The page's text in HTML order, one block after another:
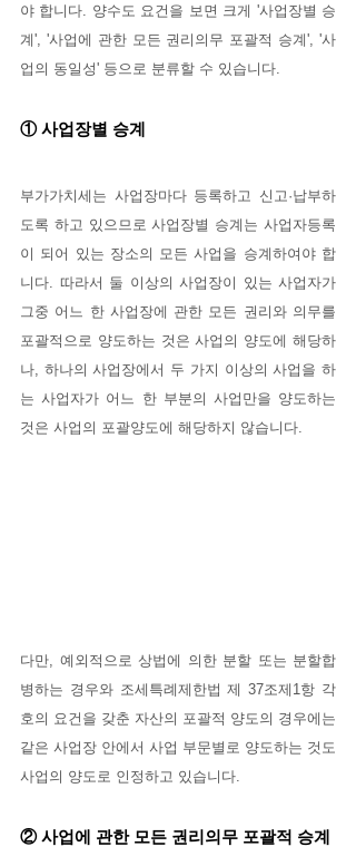
야 합니다. 양수도 요건을 보면 크게 '사업장별 승
계', '사업에 관한 모든 권리의무 포괄적 승계', '사
업의 동일성' 등으로 분류할 수 있습니다.
① 사업장별 승계
부가가치세는 사업장마다 등록하고 신고·납부하
도록 하고 있으므로 사업장별 승계는 사업자등록
이 되어 있는 장소의 모든 사업을 승계하여야 합
니다. 따라서 둘 이상의 사업장이 있는 사업자가
그중 어느 한 사업장에 관한 모든 권리와 의무를
포괄적으로 양도하는 것은 사업의 양도에 해당하
나, 하나의 사업장에서 두 가지 이상의 사업을 하
는 사업자가 어느 한 부분의 사업만을 양도하는
것은 사업의 포괄양도에 해당하지 않습니다.
다만, 예외적으로 상법에 의한 분할 또는 분할합
병하는 경우와 조세특례제한법 제 37조제1항 각
호의 요건을 갖춘 자산의 포괄적 양도의 경우에는
같은 사업장 안에서 사업 부문별로 양도하는 것도
사업의 양도로 인정하고 있습니다.
② 사업에 관한 모든 권리의무 포괄적 승계